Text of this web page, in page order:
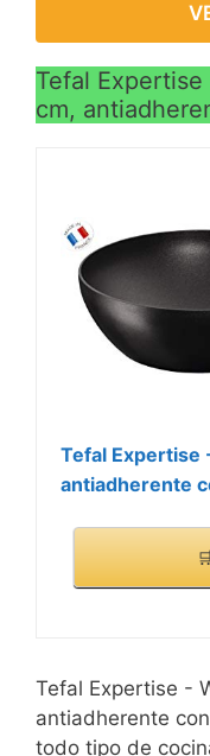
Tefal
cm,
Tefal Expertise
antiadherente
Tefal Expertise -
antiadherente
todo tipo de